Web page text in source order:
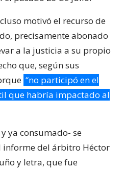
motivó el recurso de
precisamente abonado
a la justicia a su propio
que, según sus
“no participó en el
que habría impactado al
ya consumado- se
del árbitro Héctor
y letra, que fue